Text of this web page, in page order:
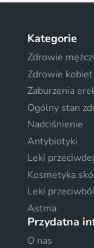
Kategorie
Zdrowie
Zdrowie kobiet
Zaburzenia
Ogólny stan
Nadciśnienie
Antybiotyki
Leki
Kosmetyka
Leki
Astma
Przydatna
O nas